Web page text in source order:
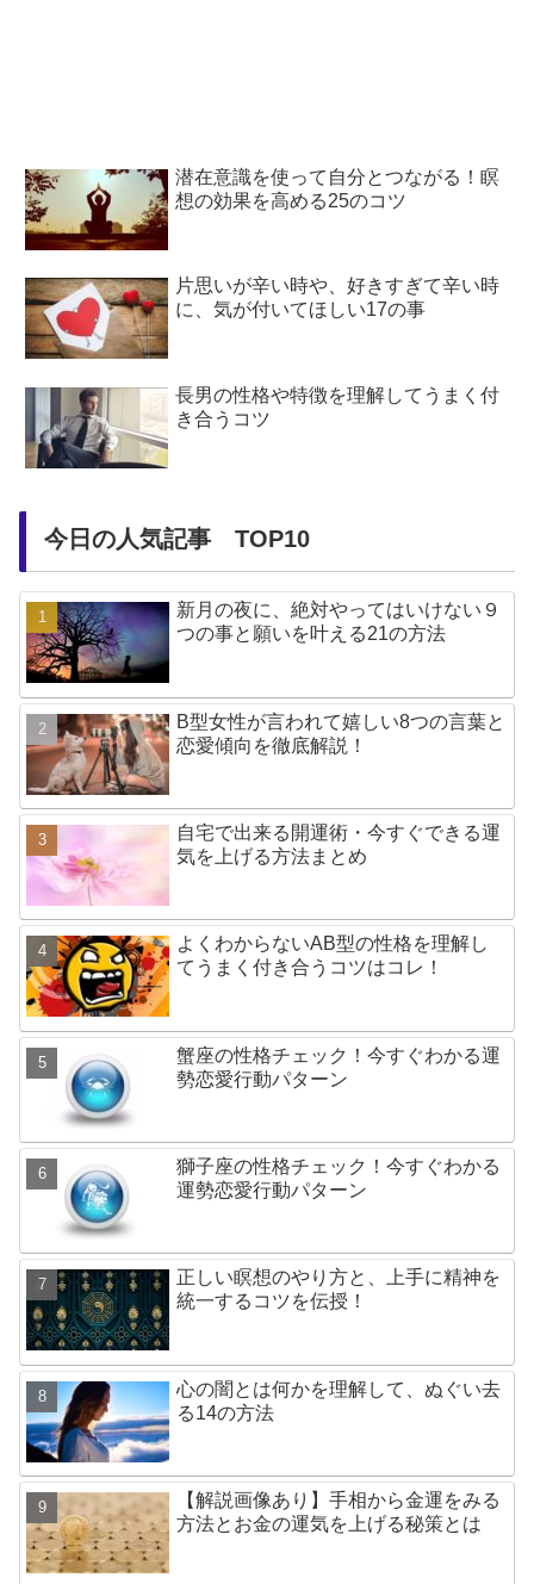
潜在意識を使って自分とつながる！瞑
想の効果を高める25のコツ
片思いが辛い時や、好きすぎて辛い時
に、気が付いてほしい17の事
長男の性格や特徴を理解してうまく付
き合うコツ
今日の人気記事 TOP10
新月の夜に、絶対やってはいけない９
つの事と願いを叶える21の方法
B型女性が言われて嬉しい8つの言葉と
恋愛傾向を徹底解説！
自宅で出来る開運術・今すぐできる運
気を上げる方法まとめ
よくわからないAB型の性格を理解し
てうまく付き合うコツはコレ！
蟹座の性格チェック！今すぐわかる運
勢恋愛行動パターン
獅子座の性格チェック！今すぐわかる
運勢恋愛行動パターン
正しい瞑想のやり方と、上手に精神を
統一するコツを伝授！
心の闇とは何かを理解して、ぬぐい去
る14の方法
【解説画像あり】手相から金運をみる
方法とお金の運気を上げる秘策とは